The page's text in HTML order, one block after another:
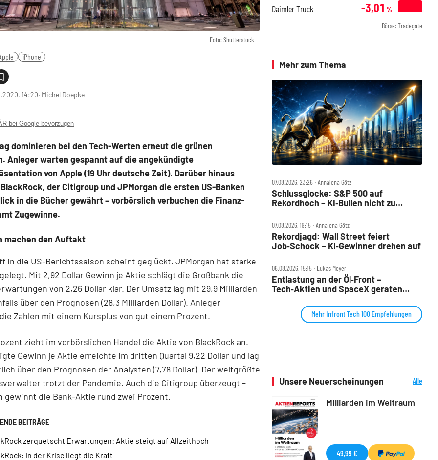
Foto: Shutterstock
iPhone
14:20‧ Michel Doepke
bei Google bevorzugen
dominieren bei den Tech-Werten erneut die grünen
Anleger warten gespannt auf die angekündigte
von Apple (19 Uhr deutsche Zeit). Darüber hinaus
der Citigroup und JPMorgan die ersten US-Banken
in die Bücher gewährt – vorbörslich verbuchen die Finanz-
Zugewinne.
machen den Auftakt
in die US-Berichtssaison scheint geglückt. JPMorgan hat starke
Mit 2,92 Dollar Gewinn je Aktie schlägt die Großbank die
von 2,26 Dollar klar. Der Umsatz lag mit 29,9 Milliarden
über den Prognosen (28,3 Milliarden Dollar). Anleger
Zahlen mit einem Kursplus von gut einem Prozent.
zieht im vorbörslichen Handel die Aktie von BlackRock an.
Gewinn je Aktie erreichte im dritten Quartal 9,22 Dollar und lag
über den Prognosen der Analysten (7,78 Dollar). Der weltgrößte
trotzt der Pandemie. Auch die Citigroup überzeugt –
gewinnt die Bank-Aktie rund zwei Prozent.
zerquetscht Erwartungen: Aktie steigt auf Allzeithoch
In der Krise liegt die Kraft
Daimler Truck -3,01 %
Börse: Tradegate
Mehr zum Thema
07.08.2026, 23:26 ‧ Annalena Götz
Schlussglocke: S&P 500 auf
Rekordhoch – KI‑Bullen nicht zu
07.08.2026, 19:15 ‧ Annalena Götz
Rekordjagd: Wall Street feiert
Job‑Schock – KI‑Gewinner drehen auf
06.08.2026, 15:15 ‧ Lukas Meyer
Entlastung an der Öl‑Front –
Tech‑Aktien und SpaceX geraten
Mehr Infront Tech 100 Empfehlungen
Unsere Neuerscheinungen
Alle
Milliarden im Weltraum
49,99 €